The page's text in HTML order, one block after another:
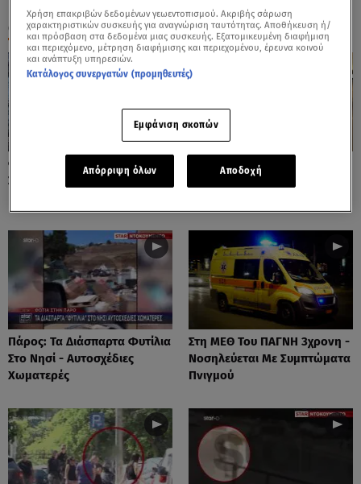
ΟΛΑ ΤΑ ΒΙΝΤΕΟ
Φωτιές: Στάχτη Το Πράσινο
Στολίδι Της Δυτικής Αττικής
Πόρτο Ράφτη: Bίντεο
Ντοκουμέντο Από Το
Πάρος: Τα Διάσπαρτα Φυτίλια
Στο Νησί - Αυτοσχέδιες
Χωματερές
Στη ΜΕΘ Του ΠΑΓΝΗ 3χρονη -
Νοσηλεύεται Με Συμπτώματα
Πνιγμού
Χρήση επακριβών δεδομένων γεωεντοπισμού. Ακριβής σάρωση
χαρακτηριστικών συσκευής για αναγνώριση ταυτότητας. Αποθήκευση ή/
και πρόσβαση στα δεδομένα μιας συσκευής. Εξατομικευμένη διαφήμιση
και περιεχόμενο, μέτρηση διαφήμισης και περιεχομένου, έρευνα κοινού
και ανάπτυξη υπηρεσιών.
Κατάλογος συνεργατών (προμηθευτές)
Εμφάνιση σκοπών
Απόρριψη όλων Αποδοχή